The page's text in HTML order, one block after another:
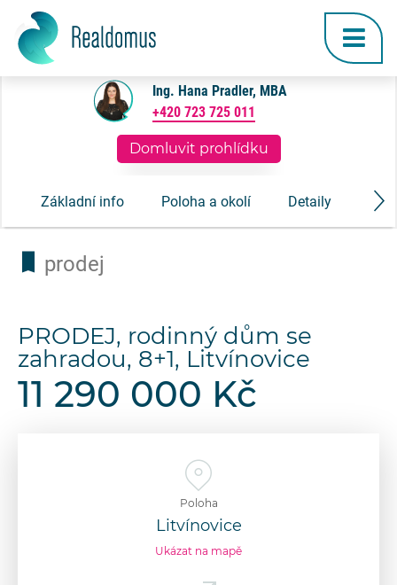
Základní info Poloha a okolí Detaily
Ing. Hana Pradler, MBA
+420 723 725 011
Domluvit prohlídku
prodej
PRODEJ, rodinný dům se
zahradou, 8+1, Litvínovice
11 290 000 Kč
Poloha
Litvínovice
Ukázat na mapě